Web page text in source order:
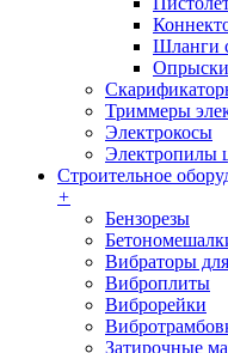
Шланги
Триммеры
Электрокосы
Электропилы
Строительное
+
Бензорезы
Вибраторы
Виброплиты
Виброрейки
Затирочные